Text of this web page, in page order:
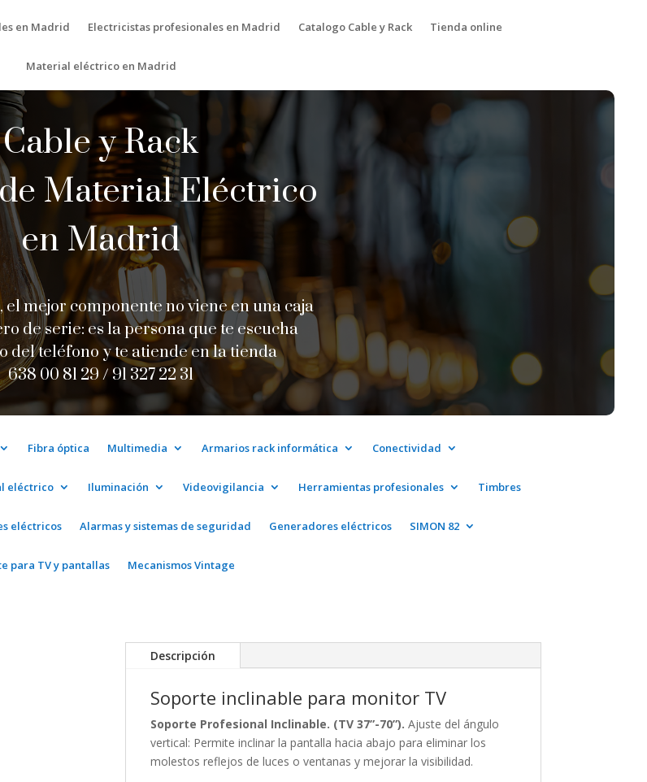
en Madrid Electricistas profesionales en Madrid Catalogo Cable y Rack Tienda online
Material eléctrico en Madrid
Cable y Rack
Material Eléctrico
en Madrid
el mejor componente no viene en una caja
de serie: es la persona que te escucha
del teléfono y te atiende en la tienda
638 00 81 29 / 91 327 22 31
Fibra óptica Multimedia Armarios rack informática Conectividad
eléctrico Iluminación Videovigilancia Herramientas profesionales Timbres
eléctricos Alarmas y sistemas de seguridad Generadores eléctricos SIMON 82
para TV y pantallas Mecanismos Vintage
Descripción
Soporte inclinable para monitor TV
Soporte Profesional Inclinable. (TV 37”-70”). Ajuste del ángulo
vertical: Permite inclinar la pantalla hacia abajo para eliminar los
molestos reflejos de luces o ventanas y mejorar la visibilidad.